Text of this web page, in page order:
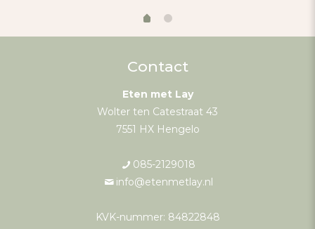
Contact
Eten met Lay
Wolter ten Catestraat 43
7551 HX Hengelo
085-2129018
info@etenmetlay.nl
KVK-nummer: 84822848